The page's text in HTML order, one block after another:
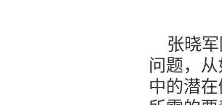
张晓
问题，
中的潜